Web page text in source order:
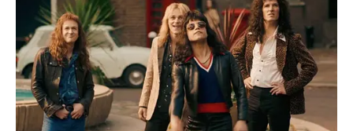
maître de midi d’avoir voulu arrêter le jeu.
Cyprien avait déjà envisagé de partir à
l’automne dernier, Jean-Luc Reichmann savait
qu’il avait« une date butoir ».